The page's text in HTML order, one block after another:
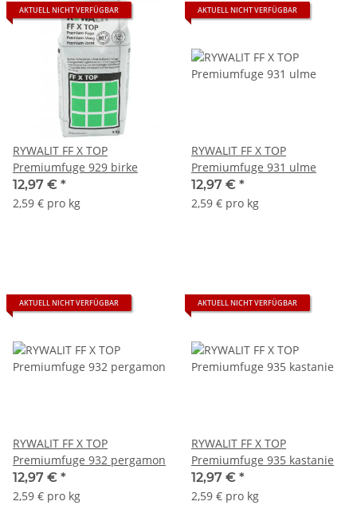
AKTUELL NICHT VERFÜGBAR
RYWALIT FF X TOP
Premiumfuge 929 birke
12,97 € *
2,59 € pro kg
AKTUELL NICHT VERFÜGBAR
RYWALIT FF X TOP
Premiumfuge 931 ulme
12,97 € *
2,59 € pro kg
AKTUELL NICHT VERFÜGBAR
RYWALIT FF X TOP
Premiumfuge 932 pergamon
12,97 € *
2,59 € pro kg
AKTUELL NICHT VERFÜGBAR
RYWALIT FF X TOP
Premiumfuge 935 kastanie
12,97 € *
2,59 € pro kg